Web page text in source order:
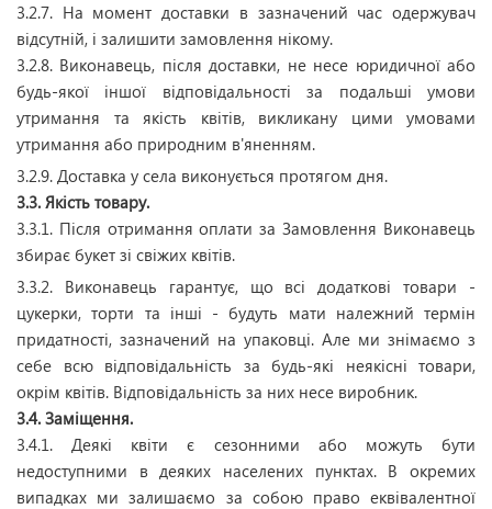
3.2.7. На момент доставки в зазначений час одержувач
відсутній, і залишити замовлення нікому.
3.2.8. Виконавець, після доставки, не несе юридичної або
будь-якої іншої відповідальності за подальші умови
утримання та якість квітів, викликану цими умовами
утримання або природним в'яненням.
3.2.9. Доставка у села виконується протягом дня.
3.3. Якість товару.
3.3.1. Після отримання оплати за Замовлення Виконавець
збирає букет зі свіжих квітів.
3.3.2. Виконавець гарантує, що всі додаткові товари -
цукерки, торти та інші - будуть мати належний термін
придатності, зазначений на упаковці. Але ми знімаємо з
себе всю відповідальність за будь-які неякісні товари,
окрім квітів. Відповідальність за них несе виробник.
3.4. Заміщення.
3.4.1. Деякі квіти є сезонними або можуть бути
недоступними в деяких населених пунктах. В окремих
випадках ми залишаємо за собою право еквівалентної